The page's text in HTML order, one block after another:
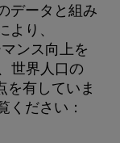
データと組み
り、
ンス向上を
世界人口の
を有していま
ください：